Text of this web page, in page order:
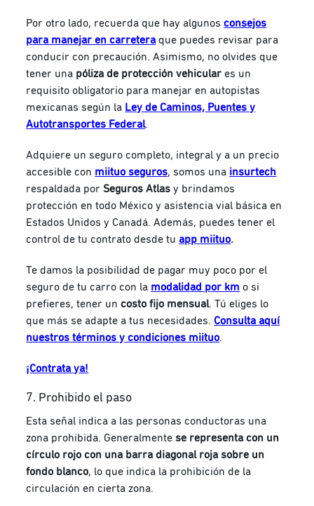
Por otro lado, recuerda que hay algunosconsejos
para manejar en carreteraque puedes revisar para
conducir con precaución. Asimismo, no olvides que
tener una póliza de protección vehicular es un
requisito obligatorio para manejar en autopistas
mexicanas según la Ley de Caminos, Puentes y
Autotransportes Federal.
Adquiere un seguro completo, integral y a un precio
accesible con miituo seguros, somos una insurtech
respaldada por Seguros Atlasy brindamos
protección en todo México y asistencia vial básica en
Estados Unidos y Canadá. Además, puedes tener el
control de tu contrato desde tu app miituo.
Te damos la posibilidad de pagar muy poco por el
seguro de tu carro con la modalidad por km o si
prefieres, tener un costo fijo mensual. Tú eliges lo
que más se adapte a tus necesidades. Consulta aquí
nuestros términos y condiciones miituo.
¡Contrata ya!
7. Prohibido el paso
Esta señal indica a las personas conductoras una
zona prohibida. Generalmente se representa con un
círculo rojo con una barra diagonal roja sobre un
fondo blanco, lo que indica la prohibición de la
circulación en cierta zona.